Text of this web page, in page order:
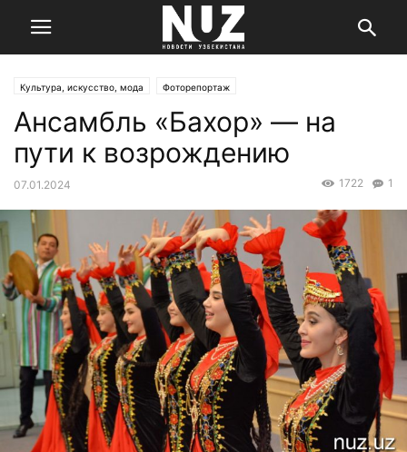
Культура, искусство, мода Фоторепортаж
Ансамбль «Бахор» — на
пути к возрождению
07.01.2024 1
1722